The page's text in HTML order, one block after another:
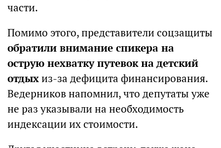
части.
Помимо этого, представители соцзащиты
обратили внимание спикера на
острую нехватку путевок на детский
отдыхиз-за дефицита финансирования.
Ведерников напомнил, что депутаты уже
не раз указывали на необходимость
индексации их стоимости.